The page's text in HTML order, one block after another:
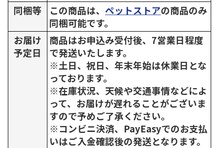
同梱等
この商品は、 ペットストアの商品のみ
同梱可能です。
お届け
予定日
商品はお申込み受付後、7営業日程度
で発送いたします。
※土日、祝日、年末年始は休業日とな
っております。
※在庫状況、天候や交通事情などによ
って、お届けが遅れることがございま
すので予めご了承ください。
※コンビニ決済、PayEasyでのお支払
いはご入金確認後の発送となります。